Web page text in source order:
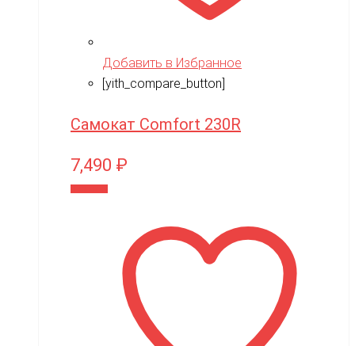
Добавить в Избранное
[yith_compare_button]
Самокат Comfort 230R
7,490 ₽